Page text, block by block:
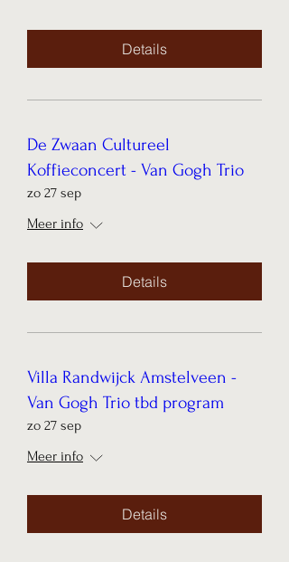
Details
De Zwaan Cultureel
Koffieconcert - Van Gogh Trio
zo 27 sep
Meer info
Details
Villa Randwijck Amstelveen -
Van Gogh Trio tbd program
zo 27 sep
Meer info
Details